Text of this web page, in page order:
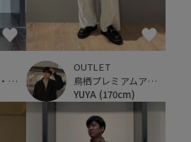
佐野プレミアム・アウトレット
OUTLET
鳥栖プレミアムアウトレット
YUYA (170cm)